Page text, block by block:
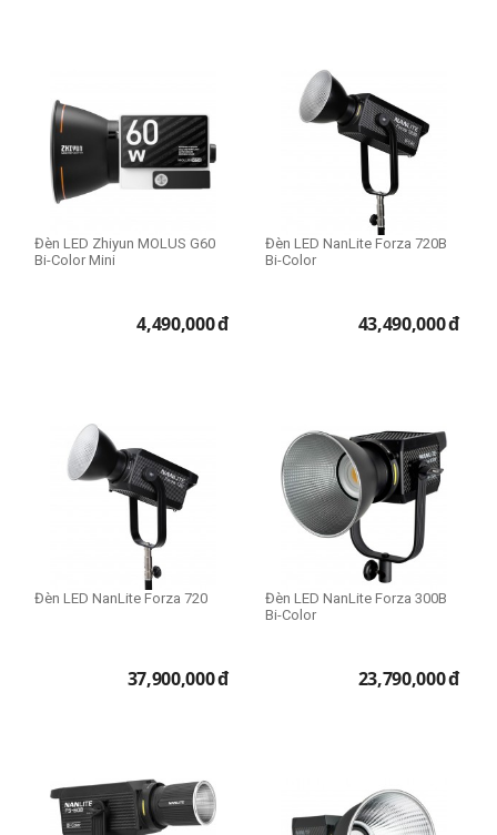
Đèn LED Zhiyun MOLUS G60
Bi-Color Mini
4,490,000đ
Đèn LED NanLite Forza 720B
Bi-Color
43,490,000đ
Đèn LED NanLite Forza 720
37,900,000đ
Đèn LED NanLite Forza 300B
Bi-Color
23,790,000đ